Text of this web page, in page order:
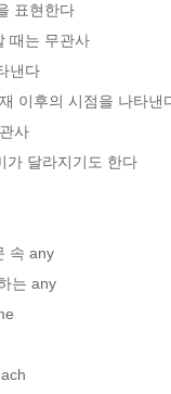
표현한다
때는 무관사
낸다
이후의 시점을 나타낸
사
가 달라지기도 한다
속 any
는 any